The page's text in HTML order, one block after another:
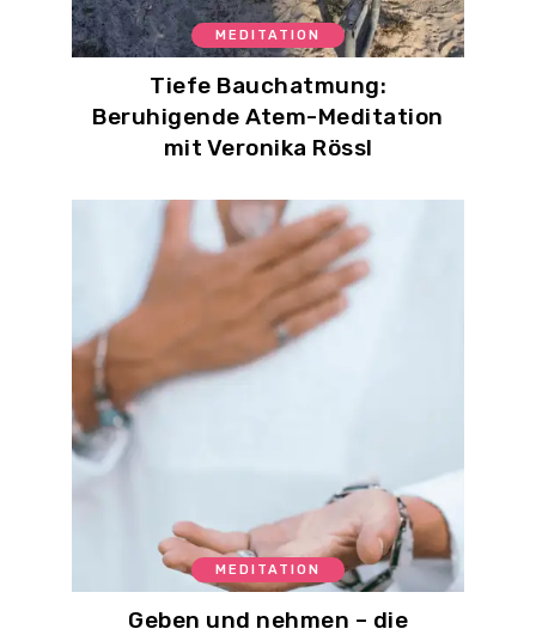
MEDITATION
Tiefe Bauchatmung:
Beruhigende Atem-Meditation
mit Veronika Rössl
MEDITATION
Geben und nehmen – die